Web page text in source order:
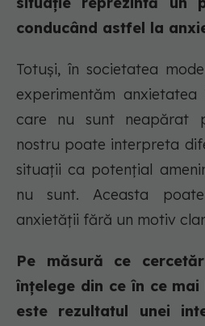
conducând astfel la
Totuși, în societatea
experimentăm
care nu sunt neapărat
nostru poate interpreta
situații ca potențial
nu sunt. Aceasta
anxietății fără un motiv
Pe măsură ce
înțelege din ce în ce
este rezultatul unei